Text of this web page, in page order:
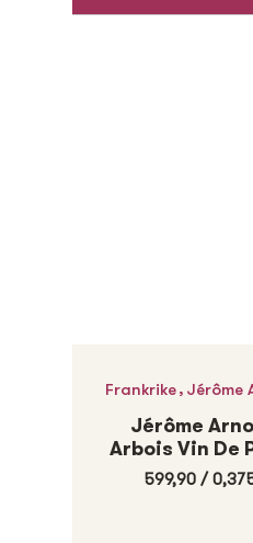
Frankrike, Jérôme
Jérôme
Arbois Vin De
599,90 /